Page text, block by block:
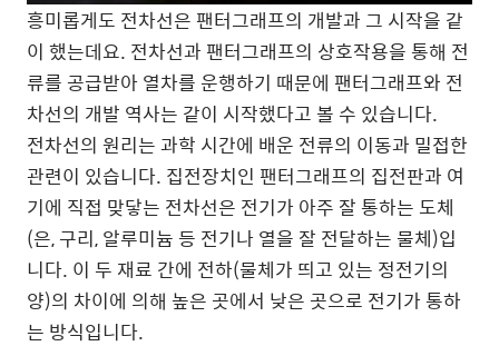
흥미롭게도 전차선은 팬터그래프의 개발과 그 시작을 같
이 했는데요. 전차선과 팬터그래프의 상호작용을 통해 전
류를 공급받아 열차를 운행하기 때문에 팬터그래프와 전
차선의 개발 역사는 같이 시작했다고 볼 수 있습니다.
전차선의 원리는 과학 시간에 배운 전류의 이동과 밀접한
관련이 있습니다. 집전장치인 팬터그래프의 집전판과 여
기에 직접 맞닿는 전차선은 전기가 아주 잘 통하는 도체
(은, 구리, 알루미늄 등 전기나 열을 잘 전달하는 물체)입
니다. 이 두 재료 간에 전하(물체가 띄고 있는 정전기의
양)의 차이에 의해 높은 곳에서 낮은 곳으로 전기가 통하
는 방식입니다.